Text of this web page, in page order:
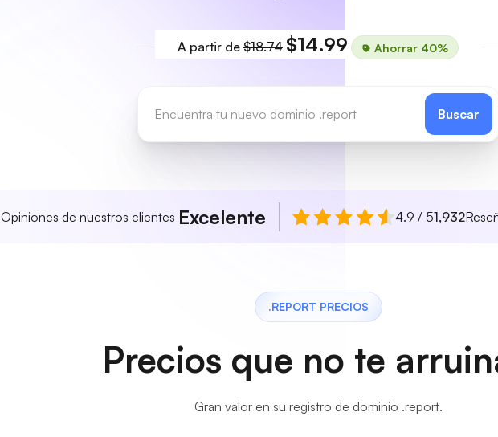
A partir de $18.74 $14.99 Ahorrar 40%
Buscar
Opiniones de nuestros clientes Excelente 4.9 / 51,932
.REPORT PRECIOS
Precios que no te
Gran valor en su registro de dominio .report.